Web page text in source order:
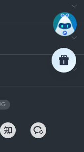
days)
9:30-
Email